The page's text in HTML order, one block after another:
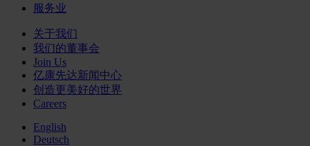
服务业
关于我们
我们的董事会
Join Us
亿康先达新闻中心
创造更美好的世界
Careers
English
Deutsch